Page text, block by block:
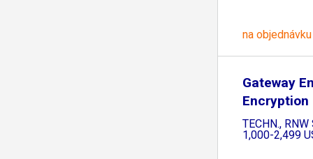
na objednávku
Gateway
Encryption
PGP
TECHN.,
1,000-2,499